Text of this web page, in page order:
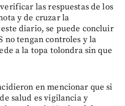
las respuestas de los
y de cruzar la
diario, se puede concluir
no tengan controles y la
a la topa tolondra sin que
en mencionar que si
salud es vigilancia y